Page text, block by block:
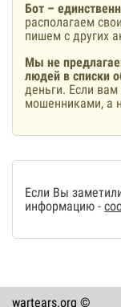
Бот –
располагаем
пишем с других
Мы не
людей в списки
деньги. Если
мошенниками, а
Если Вы
информацию -
wartears.org ©